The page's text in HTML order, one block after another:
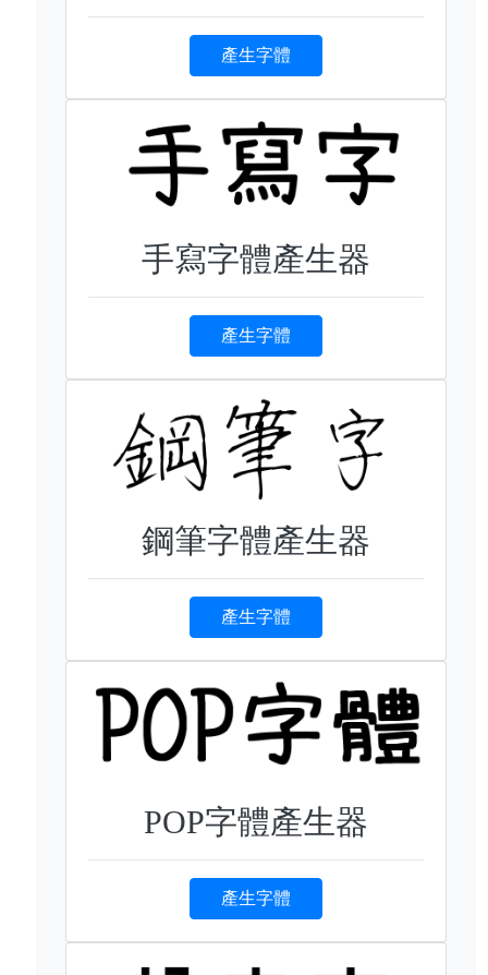
產生字體
手寫字體產生器
產生字體
鋼筆字體產生器
產生字體
POP字體產生器
產生字體